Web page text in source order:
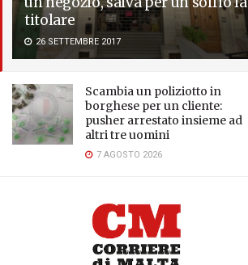
titolare
26 SETTEMBRE 2017
Scambia un poliziotto in
borghese per un cliente:
pusher arrestato insieme ad
altri tre uomini
7 AGOSTO 2026